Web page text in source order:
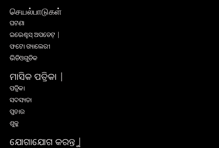
செயல்பாடுகள்
ଘଟଣା
ଇଭେଣ୍ଟସ୍ ଅପଡେଟ୍ |
ଫଟୋ ଗ୍ୟାଲେରୀ
ଭିଡିଓଗୁଡିକ
ମାସିକ ପତ୍ରିକା |
ପତ୍ରିକା
ସଦସ୍ୟତା
ପ୍ରଚାର
ଶୁଳ୍କ
ଯୋଗାଯୋଗ କରନ୍ତୁ |